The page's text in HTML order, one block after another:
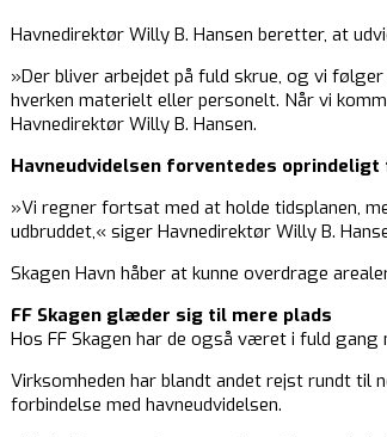
Havnedirektør Willy B. Hansen beretter, at
»Der bliver arbejdet på fuld skrue, og vi
hverken materielt eller personelt. Når vi
Havnedirektør Willy B. Hansen.
Havneudvidelsen forventedes
»Vi regner fortsat med at holde tidsplanen,
udbruddet,« siger Havnedirektør Willy B.
Skagen Havn håber at kunne overdrage
FF Skagen glæder sig til mere plads
Hos FF Skagen har de også været i fuld
Virksomheden har blandt andet rejst rundt
forbindelse med havneudvidelsen.